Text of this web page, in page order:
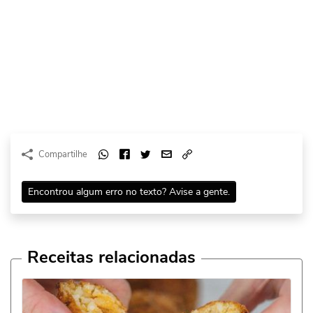
Compartilhe
Encontrou algum erro no texto? Avise a gente.
Receitas relacionadas